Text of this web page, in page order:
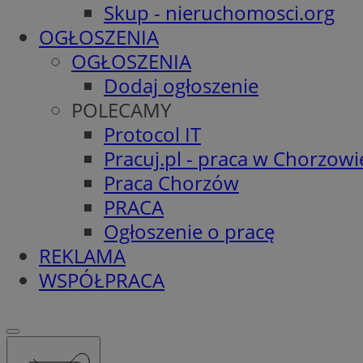
Skup - nieruchomosci.org
OGŁOSZENIA
OGŁOSZENIA
Dodaj ogłoszenie
POLECAMY
Protocol IT
Pracuj.pl - praca w
Praca Chorzów
PRACA
Ogłoszenie o pracę
REKLAMA
WSPÓŁPRACA